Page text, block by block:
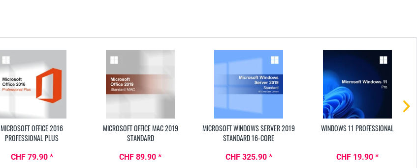
MICROSOFT OFFICE 2016
PROFESSIONAL PLUS
CHF 79.90 *
MICROSOFT OFFICE MAC 2019
STANDARD
CHF 89.90 *
MICROSOFT WINDOWS SERVER 2019
STANDARD 16-CORE
CHF 325.90 *
WINDOWS 11 PROFESSIONAL
CHF 19.90 *